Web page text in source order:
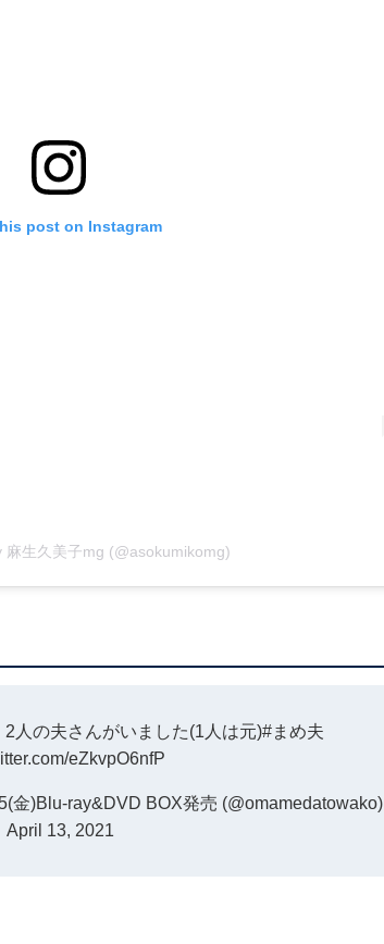
post on Instagram
麻生久美子mg (@asokumikomg)
人の夫さんがいました(1人は元)#まめ夫
eZkvpO6nfP
)Blu-ray&DVD BOX発売 (@omamedatowako)
April 13, 2021